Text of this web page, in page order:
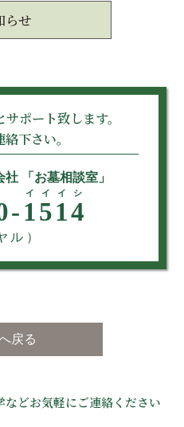
らせ
ポート致します。
下さい。
「お墓相談室」
1514
イイイシ
ル）
戻る
どお気軽にご連絡ください